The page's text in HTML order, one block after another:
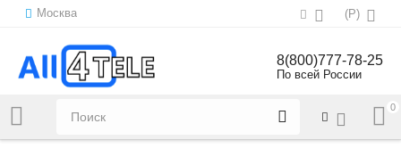
Москва (Р)
Напишите нам:sales@all4tele.com
8(800)777-78-25
По всей России
0